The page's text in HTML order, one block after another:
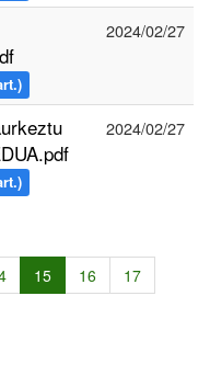
2024/02/27
2024/02/27
15 16
17